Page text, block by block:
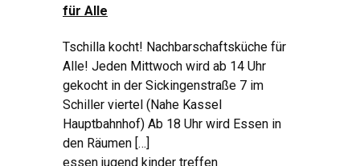
für Alle
Tschilla kocht! Nachbarschaftsküche für
Alle! Jeden Mittwoch wird ab 14 Uhr
gekocht in der Sickingenstraße 7 im
Schiller viertel (Nahe Kassel
Hauptbahnhof) Ab 18 Uhr wird Essen in
den Räumen […]
essen jugend kinder treffen